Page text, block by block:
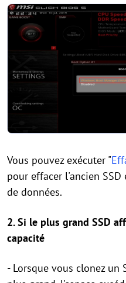
Vous pouvez exécuter "
pour effacer l'ancien
de données.
2. Si le plus grand SSD
capacité
- Lorsque vous clonez un